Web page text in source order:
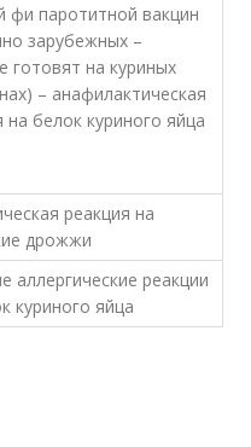
фи паротитной вакцин
зарубежных –
готовят на куриных
– анафилактическая
на белок куриного яйца
реакция на
дрожжи
аллергические реакции
куриного яйца